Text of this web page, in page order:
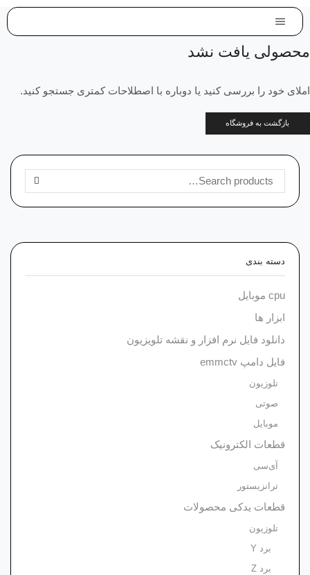
محصولی یافت نشد
املای خود را بررسی کنید یا دوباره با اصطلاحات کمتری جستجو کنید.
بازگشت به فروشگاه
جستجو برای: SEARCH
دسته‌ بندی
cpu موبایل
ابزار ها
دانلود فایل نرم افزار و نقشه تلویزیون
فایل دامپ emmctv
تلوزیون
صوتی
موبایل
قطعات الکترونیک
آی‌سی
ترانزیستور
قطعات یدکی محصولات
تلوزیون
برد Y
برد Z